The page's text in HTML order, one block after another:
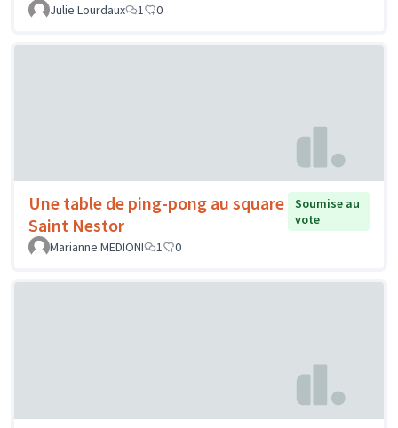
Julie Lourdaux
1 0
Une table de ping-pong au square
Saint Nestor
Soumise au
vote
Marianne MEDIONI
1 0